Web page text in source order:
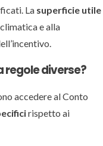
La superficie utile
e alla
regole diverse?
accedere al Conto
rispetto ai